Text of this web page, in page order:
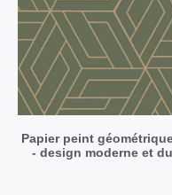
Papier peint
- design moderne et